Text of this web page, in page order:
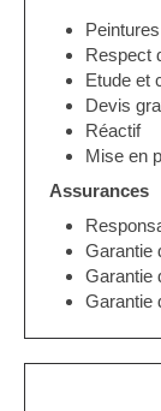
Respect
Etude et
Devis
Réactif
Mise en
Assurances
Garantie
Garantie
Garantie